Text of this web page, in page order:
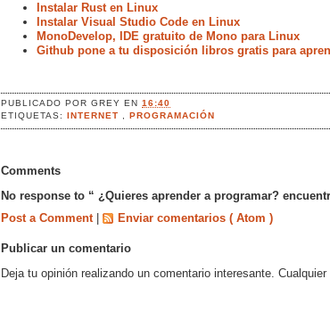
Instalar Rust en Linux
Instalar Visual Studio Code en Linux
MonoDevelop, IDE gratuito de Mono para Linux
Github pone a tu disposición libros gratis para
PUBLICADO PORGREYEN16:40
ETIQUETAS:INTERNET ,PROGRAMACIÓN
Comments
No response to “ ¿Quieres aprender a programar?
Post a Comment
Enviar comentarios ( Atom )
Publicar un comentario
Deja tu opinión realizando un comentario interesante.